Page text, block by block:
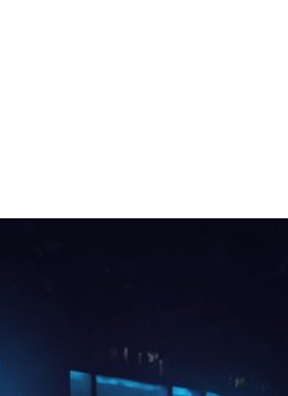
Webcasts